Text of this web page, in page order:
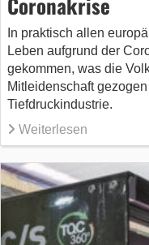
In praktisch allen
Leben aufgrund der
gekommen, was die
Mitleidenschaft
Tiefdruckindustrie.
Weiterlesen